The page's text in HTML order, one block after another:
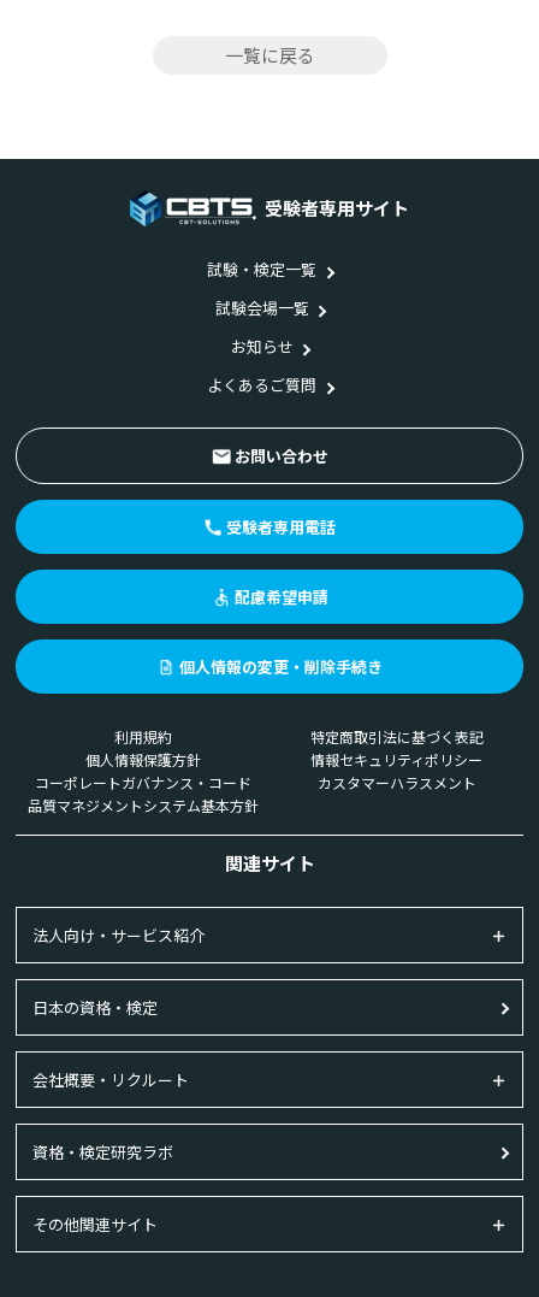
一覧に戻る
受験者専用サイト
試験・検定一覧
試験会場一覧
お知らせ
よくあるご質問
お問い合わせ
受験者専用電話
配慮希望申請
個人情報の変更・削除手続き
利用規約
特定商取引法に基づく表記
個人情報保護方針
情報セキュリティポリシー
コーポレートガバナンス・コード
カスタマーハラスメント
品質マネジメントシステム基本方針
関連サイト
法人向け・サービス紹介
日本の資格・検定
会社概要・リクルート
資格・検定研究ラボ
その他関連サイト